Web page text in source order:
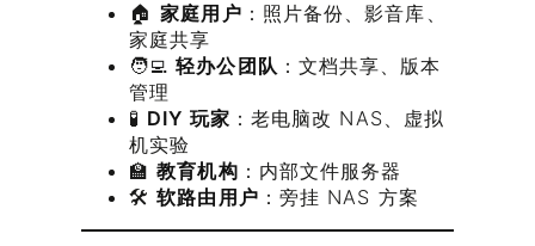
🏠家庭用户 ：照片备份、影音库、
家庭共享
🧑‍💻轻办公团队 ：文档共享、版本
管理
🧪 DIY 玩家 ：老电脑改 NAS、虚拟
机实验
🏫教育机构 ：内部文件服务器
🛠️软路由用户 ：旁挂 NAS 方案